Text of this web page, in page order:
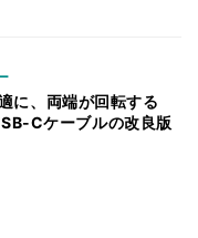
に、両端が回転する
Cケーブルの改良版